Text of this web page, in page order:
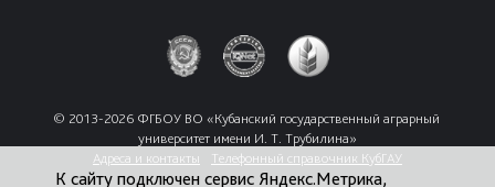
© 2013-2026 ФГБОУ ВО «Кубанский государственный аграрный
университет имени И. Т. Трубилина»
Адреса и контакты
Телефонный справочник КубГАУ
К сайту подключен сервис Яндекс.Метрика,